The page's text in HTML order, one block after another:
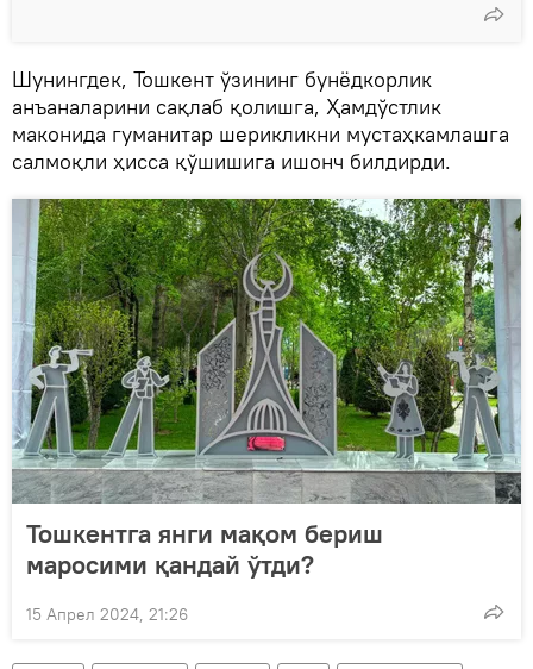
Шунингдек, Тошкент ўзининг бунёдкорлик
анъаналарини сақлаб қолишга, Ҳамдўстлик
маконида гуманитар шерикликни мустаҳкамлашга
салмоқли ҳисса қўшишига ишонч билдирди.
Тошкентга янги мақом бериш
маросими қандай ўтди?
15 Апрел 2024, 21:26